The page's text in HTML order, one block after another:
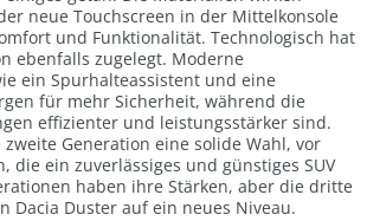
neue Touchscreen in der Mittelkonsole
und Funktionalität. Technologisch hat
ebenfalls zugelegt. Moderne
ein Spurhalteassistent und eine
für mehr Sicherheit, während die
effizienter und leistungsstärker sind.
Generation eine solide Wahl, vor
die ein zuverlässiges und günstiges SUV
haben ihre Stärken, aber die dritte
Dacia Duster auf ein neues Niveau.